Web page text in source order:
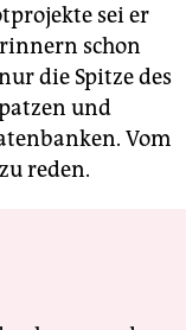
sei er
schon
die Spitze des
und
Vom
reden.